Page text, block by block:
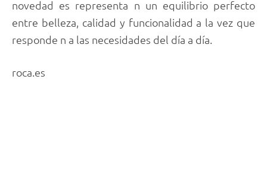
novedad es representa n un equilibrio perfecto
entre belleza, calidad y funcionalidad a la vez que
responde n a las necesidades del día a día.
roca.es